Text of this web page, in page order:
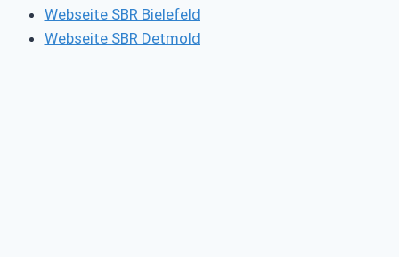
Webseite SBR Bielefeld
Webseite SBR Detmold